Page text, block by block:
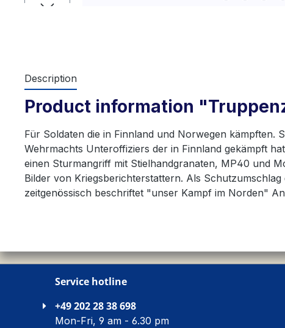
Description
Product information
Für Soldaten die in Finnland und Norwegen kämpften.
Wehrmachts Unteroffiziers der in Finnland gekämpft
einen Sturmangriff mit Stielhandgranaten, MP40 und
Bilder von Kriegsberichterstattern. Als
zeitgenössisch beschriftet "unser Kampf im Norden"
Service hotline
+49 202 28 38 698
Mon-Fri, 9 am - 6.30 pm